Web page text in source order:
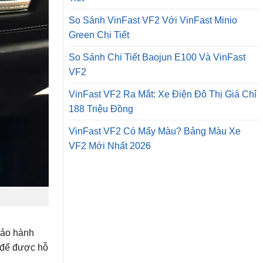
hành
để được hỗ
So Sánh VinFast VF2 Với VinFast Minio
Green Chi Tiết
So Sánh Chi Tiết Baojun E100 Và VinFast
VF2
VinFast VF2 Ra Mắt: Xe Điện Đô Thị Giá Chỉ
188 Triệu Đồng
VinFast VF2 Có Mấy Màu? Bảng Màu Xe
VF2 Mới Nhất 2026